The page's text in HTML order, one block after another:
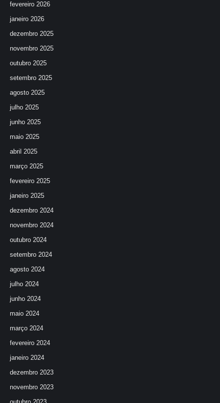
fevereiro 2026
janeiro 2026
dezembro 2025
novembro 2025
outubro 2025
setembro 2025
agosto 2025
julho 2025
junho 2025
maio 2025
abril 2025
março 2025
fevereiro 2025
janeiro 2025
dezembro 2024
novembro 2024
outubro 2024
setembro 2024
agosto 2024
julho 2024
junho 2024
maio 2024
março 2024
fevereiro 2024
janeiro 2024
dezembro 2023
novembro 2023